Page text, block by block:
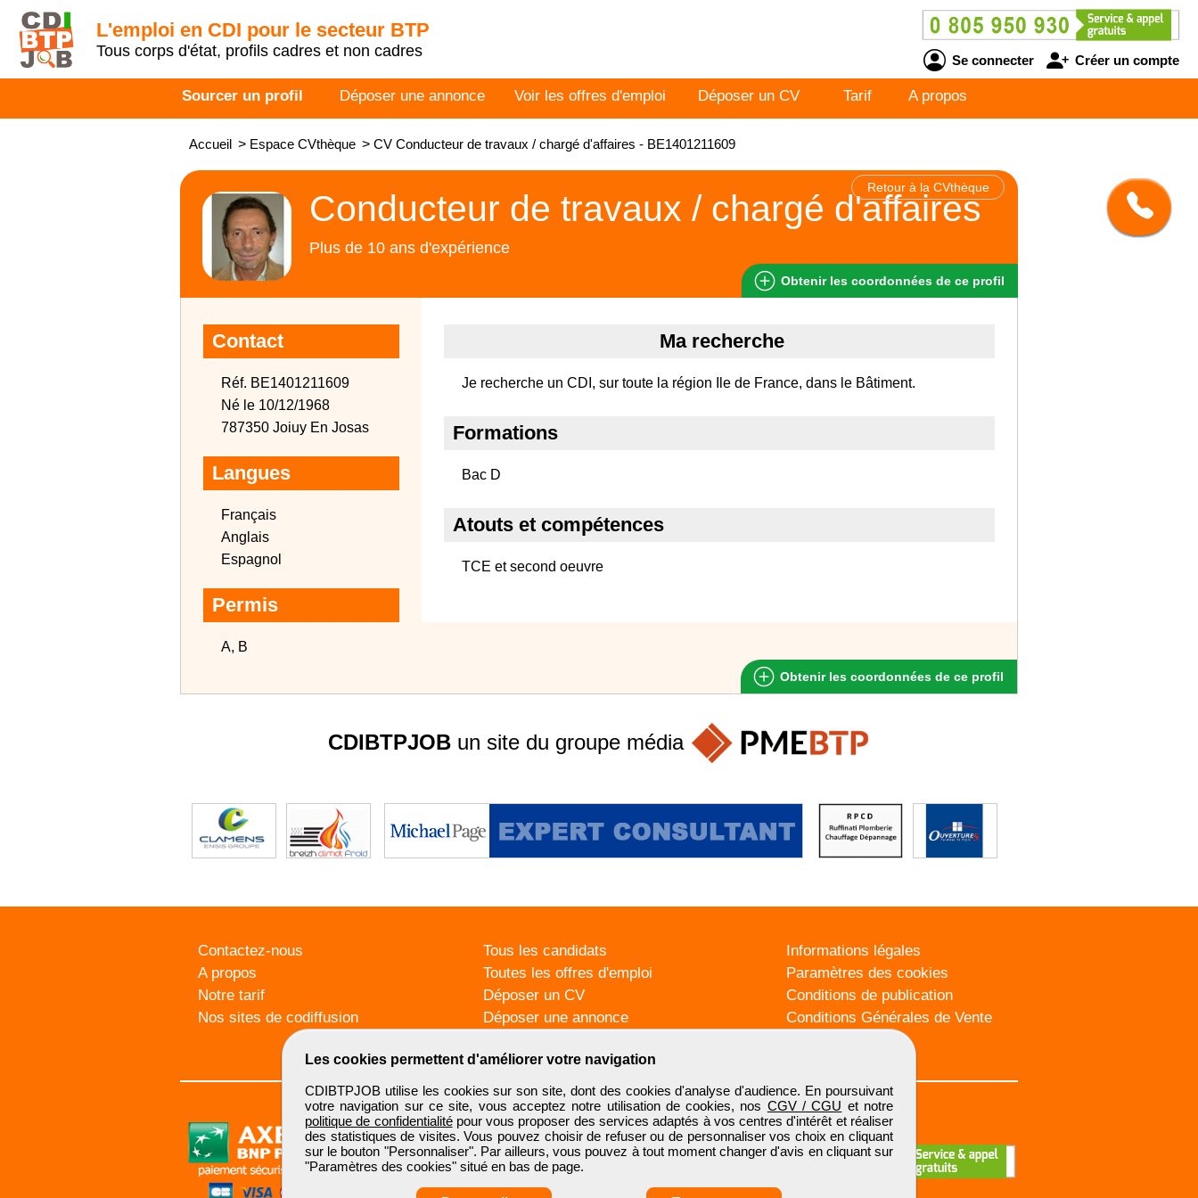
L'emploi en CDI pour le secteur BTP
Tous corps d'état, profils cadres et non cadres
Se connecter Créer un compte
Sourcer un profil Déposer une annonce Voir les offres d'emploi Déposer un CV Tarif A propos
Accueil > Espace CVthèque > CV Conducteur de travaux / chargé d'affaires - BE1401211609
Retour à la CVthèque
Conducteur de travaux / chargé d'affaires
Plus de 10 ans d'expérience
Obtenir les coordonnées de ce profil
Contact
Réf. BE1401211609
Né le 10/12/1968
787350 Joiuy En Josas
Langues
Français
Anglais
Espagnol
Permis
A, B
Ma recherche
Je recherche un CDI, sur toute la région Ile de France, dans le Bâtiment.
Formations
Bac D
Atouts et compétences
TCE et second oeuvre
Obtenir les coordonnées de ce profil
Les cookies permettent d'améliorer votre navigation
CDIBTPJOB utilise les cookies sur son site, dont des cookies d'analyse d'audience. En poursuivant
votre navigation sur ce site, vous acceptez notre utilisation de cookies, nos CGV / CGU et notre
politique de confidentialitépour vous proposer des services adaptés à vos centres d'intérêt et réaliser
des statistiques de visites. Vous pouvez choisir de refuser ou de personnaliser vos choix en cliquant
sur le bouton "Personnaliser". Par ailleurs, vous pouvez à tout moment changer d'avis en cliquant sur
"Paramètres des cookies" situé en bas de page.
CDIBTPJOBun site du groupe média
Contactez-nous
A propos
Notre tarif
Nos sites de codiffusion
Tous les candidats
Toutes les offres d'emploi
Déposer un CV
Déposer une annonce
Informations légales
Paramètres des cookies
Conditions de publication
Conditions Générales de Vente